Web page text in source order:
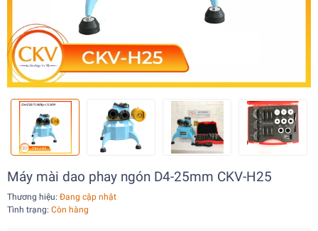
Máy mài dao phay ngón D4-25mm CKV-H25
Thương hiệu: Đang cập nhật
Tình trạng: Còn hàng